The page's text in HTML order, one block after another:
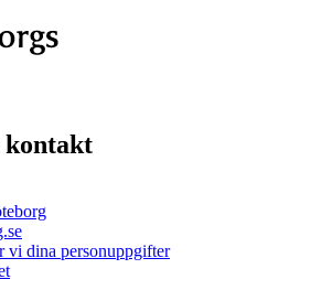
kontakt
vi dina personuppgifter